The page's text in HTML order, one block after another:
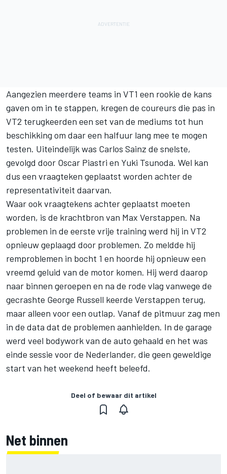
Aangezien meerdere teams in VT1 een rookie de kans
gaven om in te stappen, kregen de coureurs die pas in
VT2 terugkeerden een set van de mediums tot hun
beschikking om daar een halfuur lang mee te mogen
testen. Uiteindelijk was Carlos Sainz de snelste,
gevolgd door Oscar Piastri en Yuki Tsunoda. Wel kan
dus een vraagteken geplaatst worden achter de
representativiteit daarvan.
Waar ook vraagtekens achter geplaatst moeten
worden, is de krachtbron van Max Verstappen. Na
problemen in de eerste vrije training werd hij in VT2
opnieuw geplaagd door problemen. Zo meldde hij
remproblemen in bocht 1 en hoorde hij opnieuw een
vreemd geluid van de motor komen. Hij werd daarop
naar binnen geroepen en na de rode vlag vanwege de
gecrashte George Russell keerde Verstappen terug,
maar alleen voor een outlap. Vanaf de pitmuur zag men
in de data dat de problemen aanhielden. In de garage
werd veel bodywork van de auto gehaald en het was
einde sessie voor de Nederlander, die geen geweldige
start van het weekend heeft beleefd.
Deel of bewaar dit artikel
Net binnen